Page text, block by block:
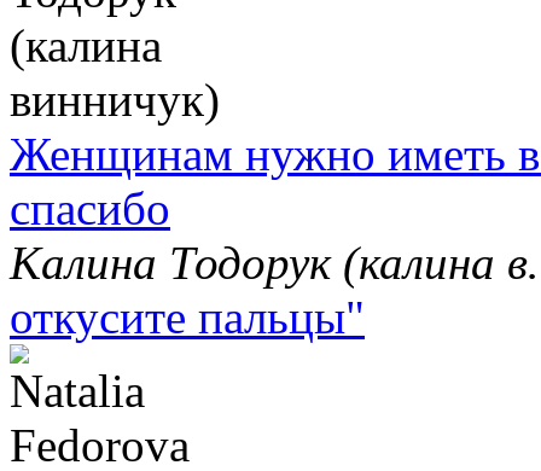
Женщинам нужно иметь
спасибо
Калина Тодорук (калина
откусите пальцы"